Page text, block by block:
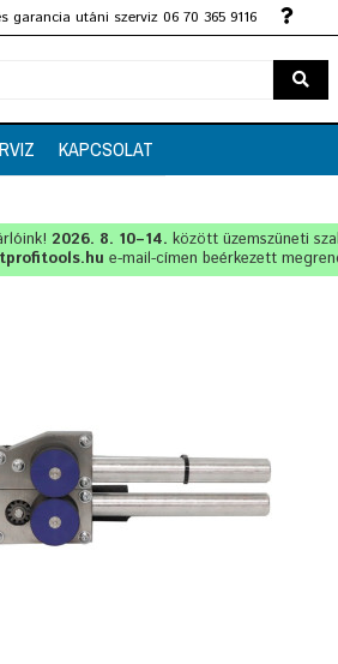
garancia utáni szerviz 06 70 365 9116
KAPCSOLAT
2026. 8. 10–14. között üzemszüneti
e-mail-címen beérkezett